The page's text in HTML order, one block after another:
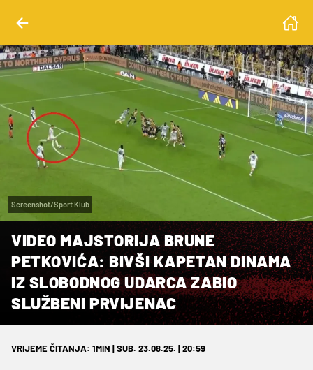
Screenshot/Sport Klub
VIDEO MAJSTORIJA BRUNE
PETKOVIĆA: BIVŠI KAPETAN DINAMA
IZ SLOBODNOG UDARCA ZABIO
SLUŽBENI PRVIJENAC
VRIJEME ČITANJA: 1MIN | SUB. 23.08.25. | 20:59